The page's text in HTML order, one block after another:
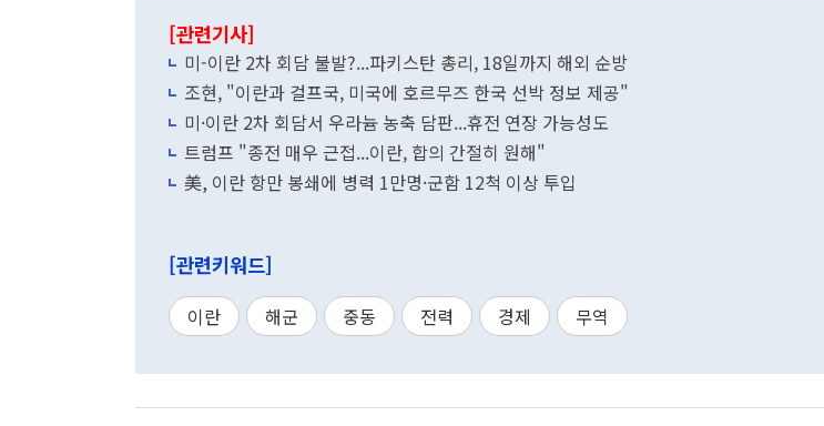
[관련기사]
미-이란 2차 회담 불발?...파키스탄 총리, 18일까지 해외 순방
조현, "이란과 걸프국, 미국에 호르무즈 한국 선박 정보 제공"
미·이란 2차 회담서 우라늄 농축 담판...휴전 연장 가능성도
트럼프 "종전 매우 근접...이란, 합의 간절히 원해"
美, 이란 항만 봉쇄에 병력 1만명·군함 12척 이상 투입
[관련키워드]
이란 해군 중동 전력 경제 무역